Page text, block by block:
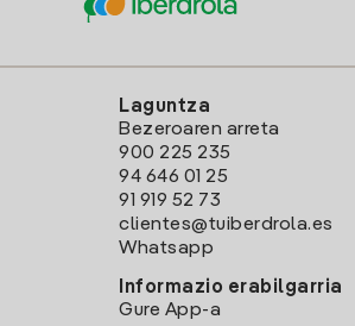
Laguntza
Bezeroaren arreta
900 225 235
94 646 01 25
91 919 52 73
clientes@tuiberdrola.es
Whatsapp
Informazio erabilgarria
Gure App-a